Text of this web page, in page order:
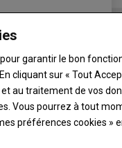
garantir le bon
cliquant sur « Tout
et au traitement de vos
Vous pourrez à tout
préférences cookies »